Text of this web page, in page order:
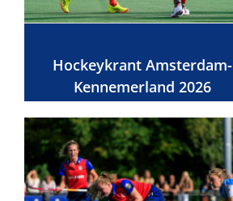
Hockeykrant Amsterdam-
Kennemerland 2026